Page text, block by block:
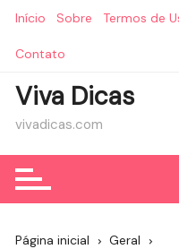
Início Sobre Termos de
Contato
Viva Dicas
vivadicas.com
Página inicial
Geral